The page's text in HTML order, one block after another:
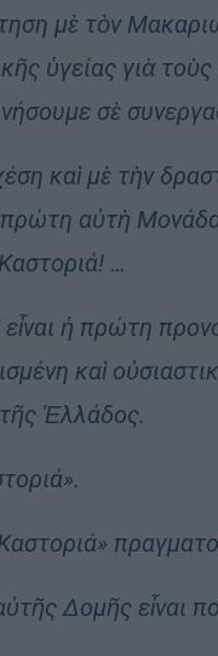
μὲ τὸν
ὑγείας γιὰ
σὲ
καὶ μὲ τὴν
πρώτη αὐτὴ
…
εἶναι ἡ πρώτη
καὶ
Ἑλλάδος.
Δομῆς εἶναι